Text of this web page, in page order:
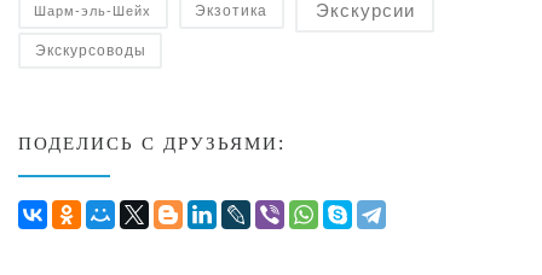
Шарм-эль-Шейх Экзотика Экскурсии
Экскурсоводы
ПОДЕЛИСЬ С ДРУЗЬЯМИ: